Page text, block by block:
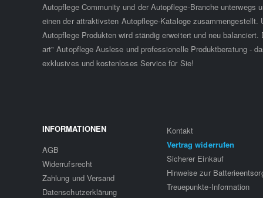
Autopflege Community und der Autopflege-Branche unterwegs
einen der attraktivsten Autopflege-Kataloge zusammengestellt.
Autopflege Produkten wird ständig erweitert und neu
art" Autopflege Auslese und professionelle Produktberatung -
exklusives und kostenloses Service für Sie!
INFORMATIONEN
AGB
Widerrufsrecht
Zahlung und Versand
Datenschutzerklärung
Kontakt
Vertrag widerrufen
Sicherer Einkauf
Hinweise zur
Treuepunkte-Information